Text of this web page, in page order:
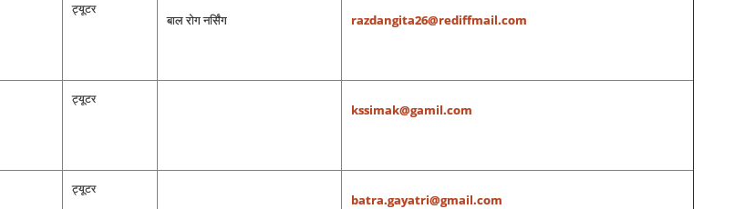
ट्यूटर
बाल रोग नर्सिंग razdangita26@rediffmail.com
ट्यूटर
kssimak@gamil.com
ट्यूटर
batra.gayatri@gmail.com